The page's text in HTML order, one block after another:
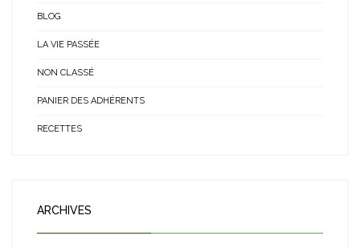
BLOG
LA VIE PASSÉE
NON CLASSÉ
PANIER DES ADHÉRENTS
RECETTES
ARCHIVES